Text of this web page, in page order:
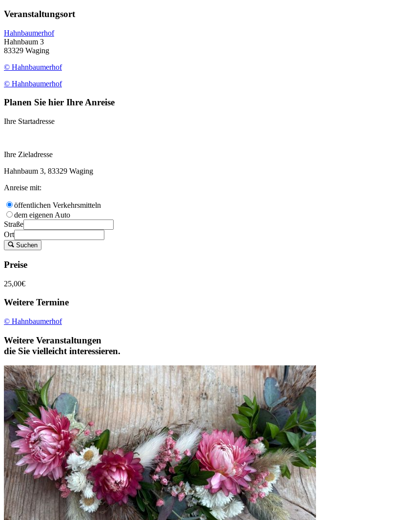
Veranstaltungsort
Hahnbaumerhof
Hahnbaum 3
83329 Waging
© Hahnbaumerhof
© Hahnbaumerhof
Planen Sie hier Ihre Anreise
Ihre Startadresse
Ihre Zieladresse
Hahnbaum 3, 83329 Waging
Anreise mit:
öffentlichen Verkehrsmitteln
dem eigenen Auto
Straße
Ort
Suchen
Preise
25,00€
Weitere Termine
© Hahnbaumerhof
Weitere Veranstaltungen
die Sie vielleicht interessieren.